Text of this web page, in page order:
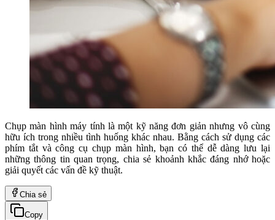
Chụp màn hình máy tính là một kỹ năng đơn giản nhưng vô cùng
hữu ích trong nhiều tình huống khác nhau. Bằng cách sử dụng các
phím tắt và công cụ chụp màn hình, bạn có thể dễ dàng lưu lại
những thông tin quan trọng, chia sẻ khoảnh khắc đáng nhớ hoặc
giải quyết các vấn đề kỹ thuật.
Chia sẻ
Copy